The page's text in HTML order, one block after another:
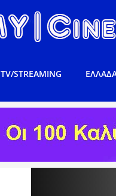
TV/STREAMING